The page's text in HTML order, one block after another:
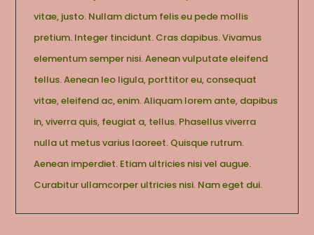
vitae, justo. Nullam dictum felis eu pede mollis
pretium. Integer tincidunt. Cras dapibus. Vivamus
elementum semper nisi. Aenean vulputate eleifend
tellus. Aenean leo ligula, porttitor eu, consequat
vitae, eleifend ac, enim. Aliquam lorem ante, dapibus
in, viverra quis, feugiat a, tellus. Phasellus viverra
nulla ut metus varius laoreet. Quisque rutrum.
Aenean imperdiet. Etiam ultricies nisi vel augue.
Curabitur ullamcorper ultricies nisi. Nam eget dui.